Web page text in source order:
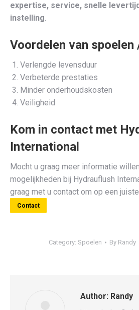
expertise, service, snelle
instelling.
Voordelen van spoelen
Verlengde levensduur
Verbeterde prestaties
Minder onderhoudskosten
Veiligheid
Kom in contact met
International
Mocht u graag meer informatie
mogelijkheden bij Hydrauflush
graag met u contact om op een
Contact
Category: Spoelen By Randy
Author: Randy